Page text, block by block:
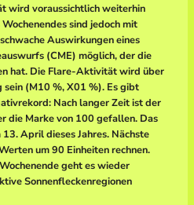
wird voraussichtlich weiterhin
sind jedoch mit
Auswirkungen eines
(CME) möglich, der die
hat. Die Flare-Aktivität wird über
sein (M10 %, X01 %). Es gibt
Nach langer Zeit ist der
die Marke von 100 gefallen. Das
April dieses Jahres. Nächste
um 90 Einheiten rechnen.
geht es wieder
Sonnenfleckenregionen